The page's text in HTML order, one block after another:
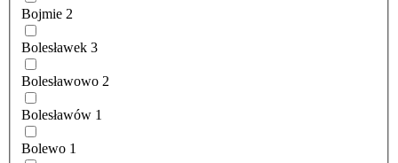
Bojmie 2
Bolesławek 3
Bolesławowo 2
Bolesławów 1
Bolewo 1